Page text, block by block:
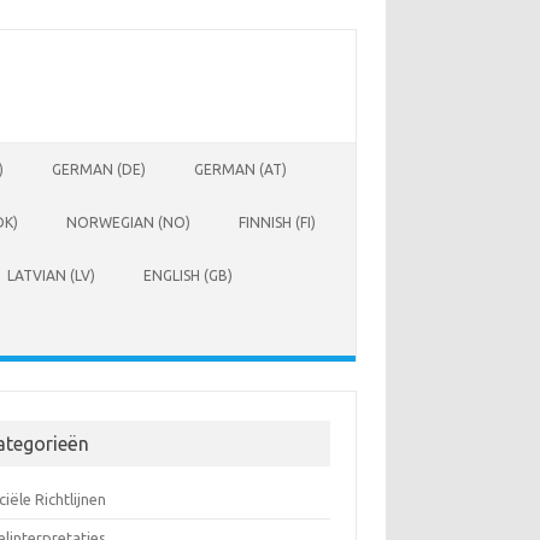
GERMAN (DE) GERMAN (AT)
NORWEGIAN (NO) FINNISH (FI)
LATVIAN (LV) ENGLISH (GB)
Richtlijnen